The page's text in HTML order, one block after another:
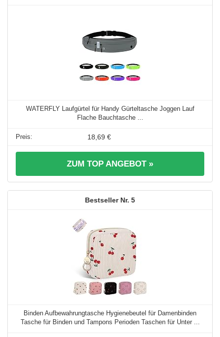
WATERFLY Laufgürtel für Handy Gürteltasche Joggen Lauf
Flache Bauchtasche ...
18,69 €
ZUM TOP ANGEBOT »
5
Binden Aufbewahrungtasche Hygienebeutel für Damenbinden
Tasche für Binden und Tampons Perioden Taschen für Unter ...